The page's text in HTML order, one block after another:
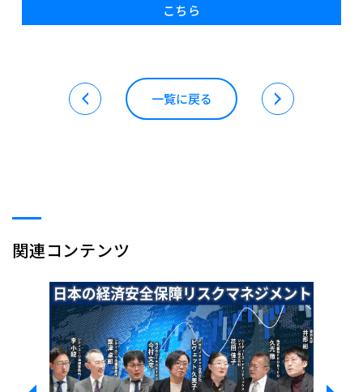
こちら
一覧に戻る
関連コンテンツ